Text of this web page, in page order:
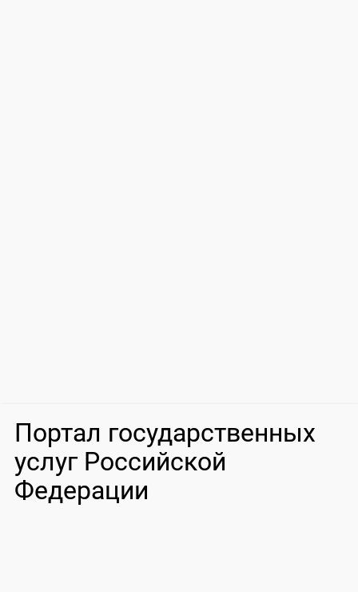
Портал государственных
услуг Российской
Федерации